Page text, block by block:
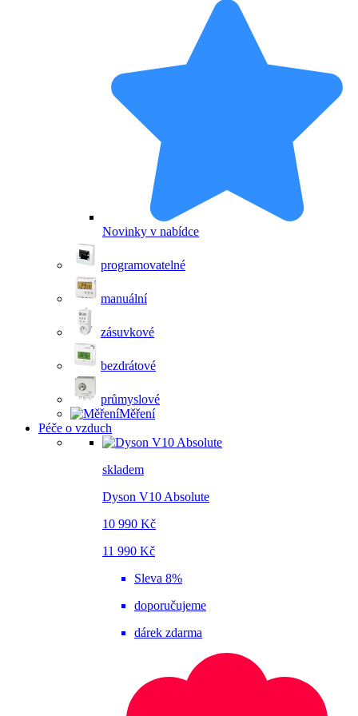
Novinky v nabídce
programovatelné
manuální
zásuvkové
bezdrátové
průmyslové
Měření
Péče o vzduch
skladem
Dyson V10 Absolute
10 990 Kč
11 990 Kč
Sleva 8%
doporučujeme
dárek zdarma